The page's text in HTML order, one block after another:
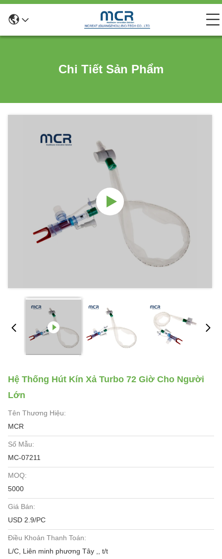
Chi Tiết Sản Phẩm
Hệ Thống Hút Kín Xả Turbo 72 Giờ Cho Người
Lớn
Tên Thương Hiệu:
MCR
Số Mẫu:
MC-07211
MOQ:
5000
Giá Bán:
USD 2.9/PC
Điều Khoản Thanh Toán:
L/C, Liên minh phương Tây ,, t/t